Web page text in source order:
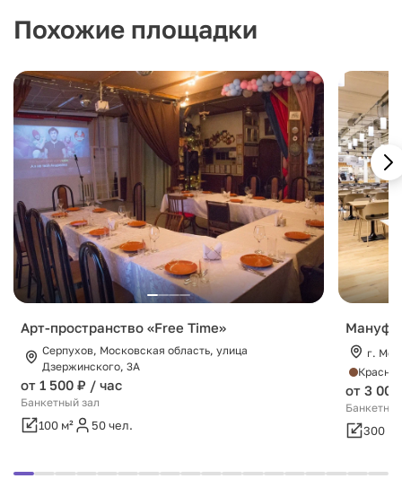
Похожие площадки
Арт-пространство «Free Time»
Серпухов, Московская область, улица
Дзержинского, 3А
от 1 500 ₽ / час
Банкетный зал
100 м² 50 чел.
г.
от 3
300 м²